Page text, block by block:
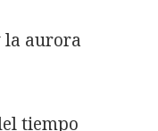
la aurora
tiempo